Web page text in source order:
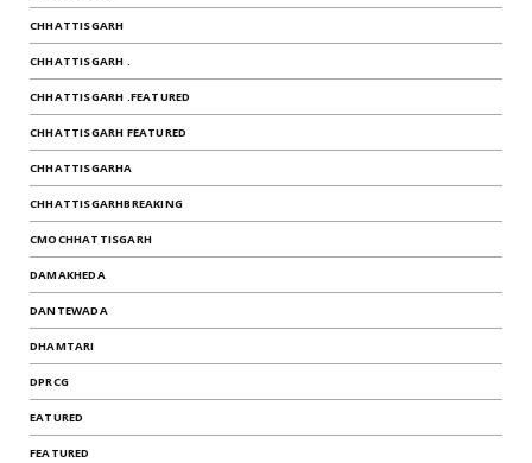
CHHATTISGARH
CHHATTISGARH .
CHHATTISGARH .FEATURED
CHHATTISGARH FEATURED
CHHATTISGARHA
CHHATTISGARHBREAKING
CMOCHHATTISGARH
DAMAKHEDA
DANTEWADA
DHAMTARI
DPRCG
EATURED
FEATURED